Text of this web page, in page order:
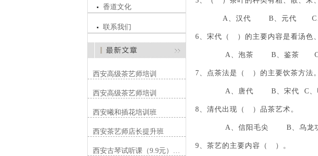
香道文化
联系我们
西安高级茶艺师培训
西安高级茶艺师培训
西安曦和插花培训班
西安茶艺师店长提升班
西安古琴试听课（9.9元）…
A、汉代 B、元代 C
6、宋代（ ）的主要内容是看汤色
A、泡茶 B、鉴茶 C
7、点茶法是（ ）的主要饮茶方法。
A、唐代 B、宋代 C、
8、清代出现（ ）品茶艺术。
A、信阳毛尖 B、乌龙功
9、茶艺的主要内容（ ）。